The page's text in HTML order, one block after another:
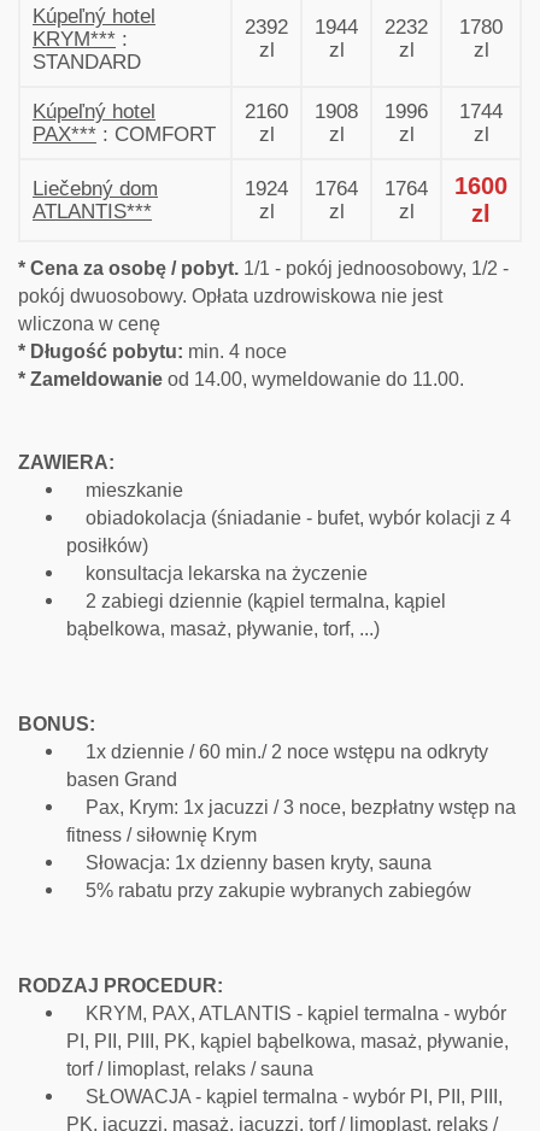
Kúpeľný hotel
KRYM*** :
STANDARD
2392
zl
1944
zl
2232
zl
1780
zl
Kúpeľný hotel
PAX*** : COMFORT
2160
zl
1908
zl
1996
zl
1744
zl
Liečebný dom
ATLANTIS***
1924
zl
1764
zl
1764
zl
1600
zl
* Cena za osobę / pobyt. 1/1 - pokój jednoosobowy, 1/2 -
pokój dwuosobowy. Opłata uzdrowiskowa nie jest
wliczona w cenę
* Długość pobytu: min. 4 noce
* Zameldowanie od 14.00, wymeldowanie do 11.00.
ZAWIERA:
mieszkanie
obiadokolacja (śniadanie - bufet, wybór kolacji z 4
posiłków)
konsultacja lekarska na życzenie
2 zabiegi dziennie (kąpiel termalna, kąpiel
bąbelkowa, masaż, pływanie, torf, ...)
BONUS:
1x dziennie / 60 min./ 2 noce wstępu na odkryty
basen Grand
Pax, Krym: 1x jacuzzi / 3 noce, bezpłatny wstęp na
fitness / siłownię Krym
Słowacja: 1x dzienny basen kryty, sauna
5% rabatu przy zakupie wybranych zabiegów
RODZAJ PROCEDUR:
KRYM, PAX, ATLANTIS - kąpiel termalna - wybór
PI, PII, PIII, PK, kąpiel bąbelkowa, masaż, pływanie,
torf / limoplast, relaks / sauna
SŁOWACJA - kąpiel termalna - wybór PI, PII, PIII,
PK, jacuzzi, masaż, jacuzzi, torf / limoplast, relaks /